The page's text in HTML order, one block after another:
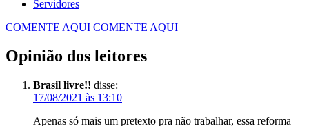
Servidores
COMENTE AQUI COMENTE AQUI
Opinião dos leitores
Brasil livre!! disse:
17/08/2021 às 13:10
Apenas só mais um pretexto pra não trabalhar, essa reforma